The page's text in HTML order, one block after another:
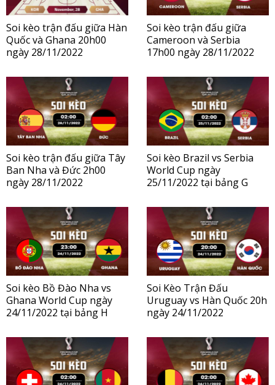
Soi kèo trận đấu giữa Hàn
Quốc và Ghana 20h00
ngày 28/11/2022
Soi kèo trận đấu giữa
Cameroon và Serbia
17h00 ngày 28/11/2022
Soi kèo trận đấu giữa Tây
Ban Nha và Đức 2h00
ngày 28/11/2022
Soi kèo Brazil vs Serbia
World Cup ngày
25/11/2022 tại bảng G
Soi kèo Bồ Đào Nha vs
Ghana World Cup ngày
24/11/2022 tại bảng H
Soi Kèo Trận Đấu
Uruguay vs Hàn Quốc 20h
ngày 24/11/2022